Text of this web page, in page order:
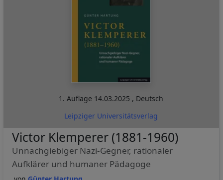
1. Auflage 14.03.2025 , Deutsch
Leipziger Universitätsverlag
Victor Klemperer (1881-1960)
Unnachgiebiger Nazi-Gegner, rationaler
Aufklärer und humaner Pädagoge